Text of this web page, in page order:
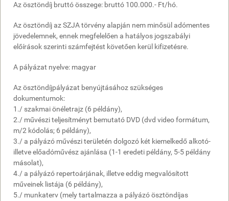
Az ösztöndíj bruttó összege: bruttó 100.000.- Ft/hó.
Az ösztöndíj az SZJA törvény alapján nem minősül adómentes
jövedelemnek, ennek megfelelően a hatályos jogszabályi
előírások szerinti számfejtést követően kerül kifizetésre.
A pályázat nyelve: magyar
Az ösztöndíjpályázat benyújtásához szükséges
dokumentumok:
1./ szakmai önéletrajz (6 példány),
2./ művészi teljesítményt bemutató DVD (dvd video formátum,
m/2 kódolás; 6 példány),
3./ a pályázó művészi területén dolgozó két kiemelkedő alkotó-
illetve előadóművész ajánlása (1-1 eredeti példány, 5-5 példány
másolat),
4./ a pályázó repertoárjának, illetve eddig megvalósított
műveinek listája (6 példány),
5./ munkaterv (mely tartalmazza a pályázó ösztöndíjas